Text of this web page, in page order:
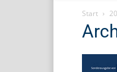
Start